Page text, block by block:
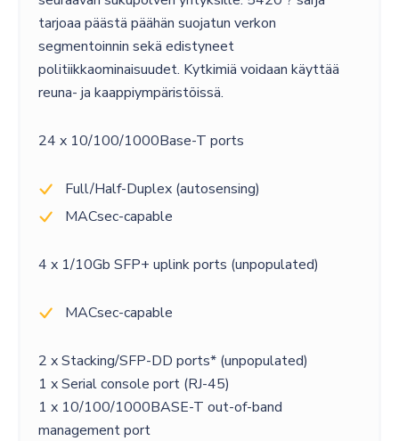
tarjoaa päästä päähän suojatun verkon
segmentoinnin sekä edistyneet
politiikkaominaisuudet. Kytkimiä voidaan käyttää
reuna- ja kaappiympäristöissä.
24 x 10/100/1000Base-T ports
Full/Half-Duplex (autosensing)
MACsec-capable
4 x 1/10Gb SFP+ uplink ports (unpopulated)
MACsec-capable
2 x Stacking/SFP-DD ports* (unpopulated)
1 x Serial console port (RJ-45)
1 x 10/100/1000BASE-T out-of-band
management port